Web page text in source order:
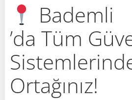
Bademli
’da Tüm
Ortağınız!